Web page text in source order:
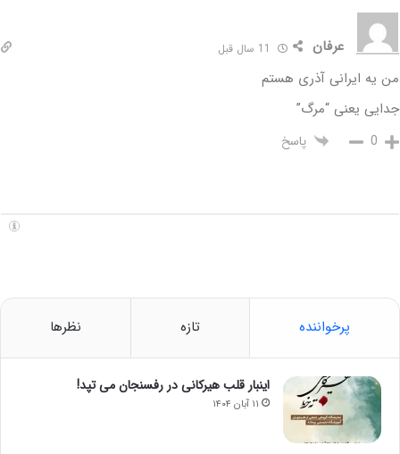
عرفان
من یه ایرانی آذری هستم
جدایی یعنی “مرگ”
0 پاسخ
پرخواننده تازه نظرها
اینبار قلب هیرکانی در رفسنجان می تپد!
۱۱ آبان ۱۴۰۴